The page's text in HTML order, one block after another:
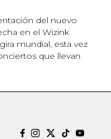
del nuevo
en el Wizink
mundial, esta vez
que llevan